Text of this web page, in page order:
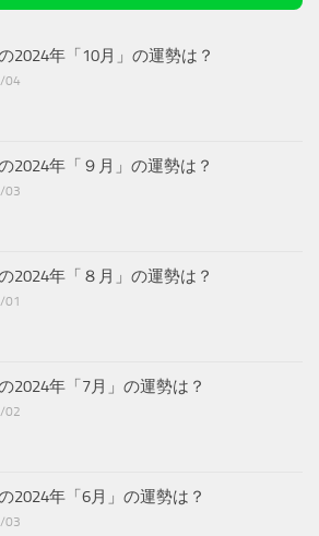
2024年「10月」の運勢は？
04
2024年「９月」の運勢は？
03
2024年「８月」の運勢は？
01
2024年「7月」の運勢は？
02
2024年「6月」の運勢は？
03